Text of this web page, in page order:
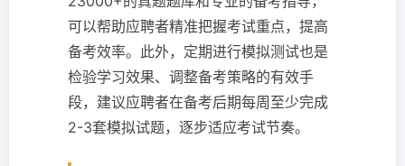
可以帮助应聘者精准把握考试重点，提高
备考效率。此外，定期进行模拟测试也是
检验学习效果、调整备考策略的有效手
段，建议应聘者在备考后期每周至少完成
2-3套模拟试题，逐步适应考试节奏。